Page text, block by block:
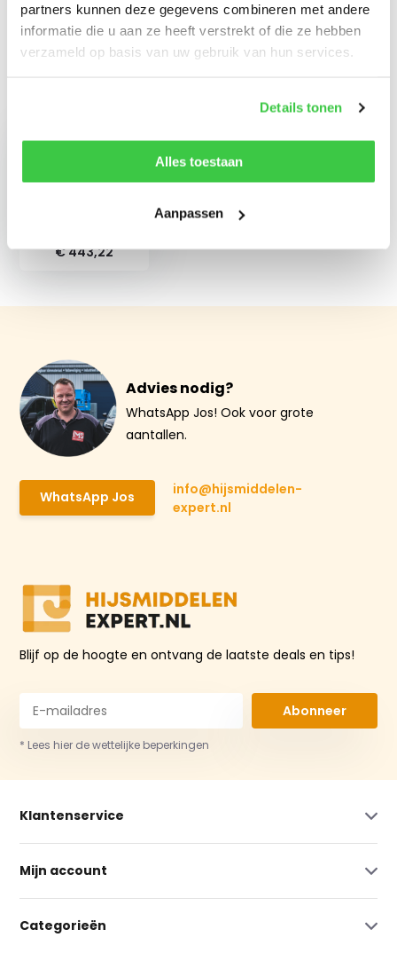
partners kunnen deze gegevens combineren met andere
informatie die u aan ze heeft verstrekt of die ze hebben
verzameld op basis van uw gebruik van hun services.
Details tonen
Alles toestaan
Aanpassen
Delen
€ 443,22
Advies nodig?
WhatsApp Jos! Ook voor grote
aantallen.
WhatsApp Jos
info@hijsmiddelen-
expert.nl
Blijf op de hoogte en ontvang de laatste deals en tips!
Abonneer
* Lees hier de wettelijke beperkingen
Klantenservice
Mijn account
Categorieën